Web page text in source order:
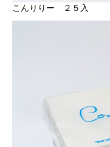
こんりりー ２５入